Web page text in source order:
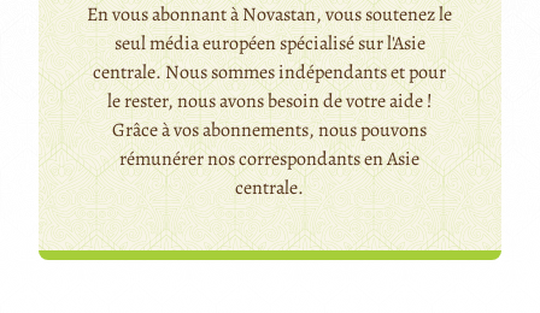
En vous abonnant à Novastan, vous soutenez le
seul média européen spécialisé sur l'Asie
centrale. Nous sommes indépendants et pour
le rester, nous avons besoin de votre aide !
Grâce à vos abonnements, nous pouvons
rémunérer nos correspondants en Asie
centrale.